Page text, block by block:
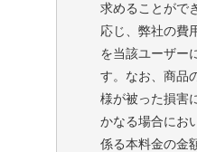
求めることがで
応じ、弊社の費
を当該ユーザー
す。なお、商品
様が被った損害
かなる場合にお
係る本料金の金